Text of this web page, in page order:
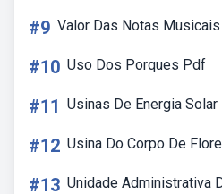
#9 Valor Das Notas Musicais
#10 Uso Dos Porques Pdf
#11 Usinas De Energia Solar
#12 Usina Do Corpo De
#13 Unidade Administrativa